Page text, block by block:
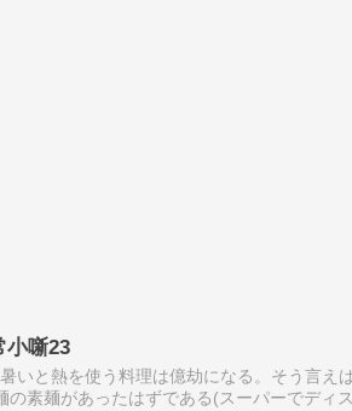
小噺23
いと熱を使う料理は億劫になる。そう言え
の素麺があったはずである(スーパーでディ